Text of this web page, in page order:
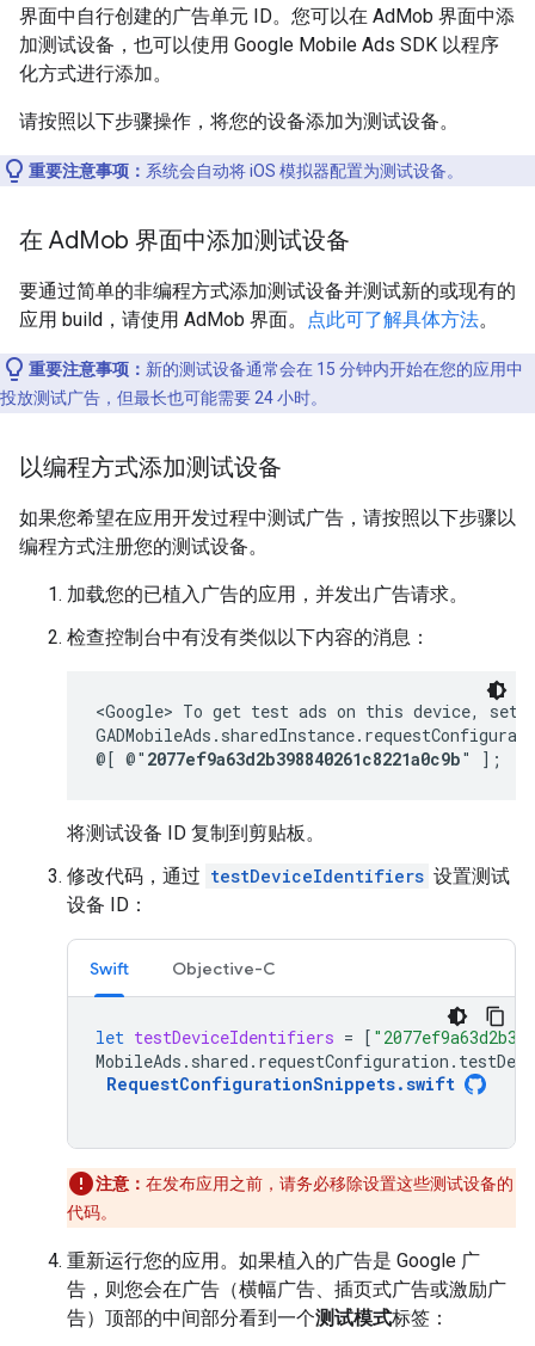
界面中自行创建的广告单元 ID。您可以在 AdMob 界面中添
加测试设备，也可以使用 Google Mobile Ads SDK 以程序
化方式进行添加。
请按照以下步骤操作，将您的设备添加为测试设备。
重要注意事项： 系统会自动将 iOS 模拟器配置为测试设备。
在 AdMob 界面中添加测试设备
要通过简单的非编程方式添加测试设备并测试新的或现有的
应用 build，请使用 AdMob 界面。
点此可了解具体方法。
重要注意事项： 新的测试设备通常会在 15 分钟内开始在您的应用中
投放测试广告，但最长也可能需要 24 小时。
以编程方式添加测试设备
如果您希望在应用开发过程中测试广告，请按照以下步骤以
编程方式注册您的测试设备。
加载您的已植入广告的应用，并发出广告请求。
检查控制台中有没有类似以下内容的消息：
<Google> To get test ads on this device, set:
@[ @" 2077ef9a63d2b398840261c8221a0c9b" ];
将测试设备 ID 复制到剪贴板。
修改代码，通过 testDeviceIdentifiers 设置测试
设备 ID：
Swift Objective-C
let testDeviceIdentifiers = [
MobileAds . shared . requestConfiguration .
RequestConfigurationSnippets.swift
注意： 在发布应用之前，请务必移除设置这些测试设备的
代码。
重新运行您的应用。如果植入的广告是 Google 广
告，则您会在广告（横幅广告、插页式广告或激励广
告）顶部的中间部分看到一个测试模式标签：